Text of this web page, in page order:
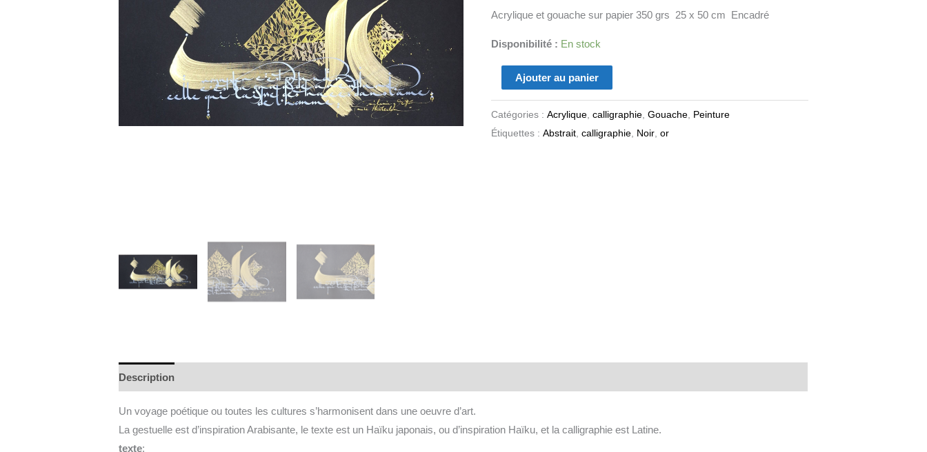
Acrylique et gouache sur papier 350 grs 25 x 50 cm Encadré
Disponibilité : En stock
Ajouter au panier
Catégories : Acrylique, calligraphie, Gouache, Peinture
Étiquettes : Abstrait, calligraphie, Noir, or
Description
Un voyage poétique ou toutes les cultures s’harmonisent dans une oeuvre d’art.
La gestuelle est d’inspiration Arabisante, le texte est un Haïku japonais, ou d’inspiration Haïku, et la calligraphie est Latine.
texte: